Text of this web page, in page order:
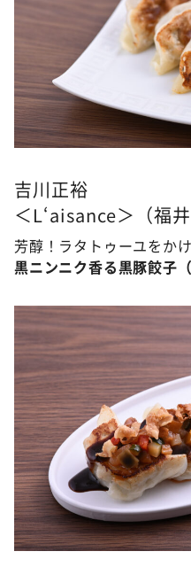
吉川正裕
＜L‘aisance＞（福
芳醇！ラタトゥーユをか
黒ニンニク香る黒豚餃子（